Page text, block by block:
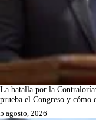
La batalla por la
prueba el Congreso y cómo
5 agosto, 2026